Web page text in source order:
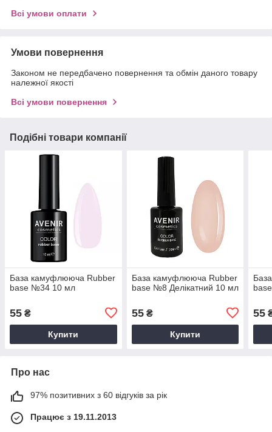
Всі умови оплати
Умови повернення
Законом не передбачено повернення та обмін даного товару
належної якості
Всі умови повернення
Подібні товари компанії
База камуфлююча Rubber
base №34 10 мл
55 ₴
Купити
База камуфлююча Rubber
base №8 Делікатний 10 мл
55₴
Купити
55
Про нас
97% позитивних з 60 відгуків за рік
Працює з 19.11.2013